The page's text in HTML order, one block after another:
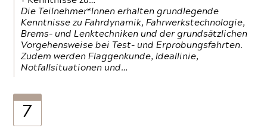
Die Teilnehmer*Innen erhalten grundlegende
Kenntnisse zu Fahrdynamik, Fahrwerkstechnologie,
Brems- und Lenktechniken und der grundsätzlichen
Vorgehensweise bei Test- und Erprobungsfahrten.
Zudem werden Flaggenkunde, Ideallinie,
Notfallsituationen und…
7